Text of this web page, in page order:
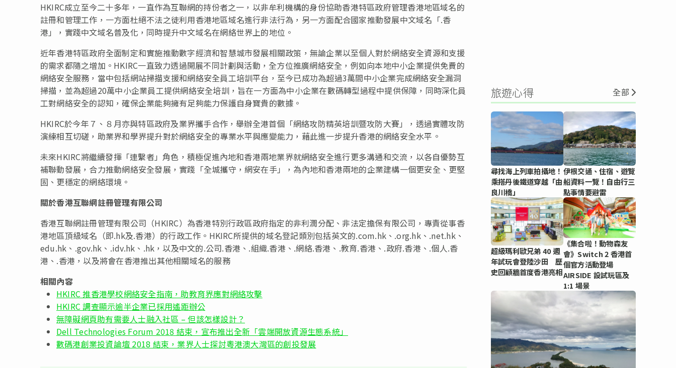
HKIRC成立至今二十多年，一直作為互聯網的持份者之一，以非牟利機構的身份協助香港特區政府管理香港地區域名的
註冊和管理工作，一方面杜絕不法之徒利用香港地區域名進行非法行為，另一方面配合國家推動發展中文域名「.香
港」，實踐中文域名普及化，同時提升中文域名在網絡世界上的地位。
近年香港特區政府全面制定和實施推動數字經濟和智慧城市發展相關政策，無論企業以至個人對於網絡安全資源和支援
的需求都隨之增加。HKIRC一直致力透過開展不同計劃與活動，全方位推廣網絡安全，例如向本地中小企業提供免費的
網絡安全服務，當中包括網站掃描支援和網絡安全員工培訓平台，至今已成功為超過3萬間中小企業完成網絡安全漏洞
掃描，並為超過20萬中小企業員工提供網絡安全培訓，旨在一方面為中小企業在數碼轉型過程中提供保障，同時深化員
工對網絡安全的認知，確保企業能夠擁有足夠能力保護自身寶貴的數據。
HKIRC於今年７、８月亦與特區政府及業界攜手合作，舉辦全港首個「網絡攻防精英培訓暨攻防大賽」，透過實體攻防
演練相互切磋，助業界和學界提升對於網絡安全的專業水平與應變能力，藉此進一步提升香港的網絡安全水平。
未來HKIRC將繼續發揮「連繫者」角色，積極促進內地和香港兩地業界就網絡安全進行更多溝通和交流，以各自優勢互
補聯動發展，合力推動網絡安全發展，實踐「全城攜守，網安在手」，為內地和香港兩地的企業建構一個更安全、更堅
固、更穩定的網絡環境。
關於香港互聯網註冊管理有限公司
香港互聯網註冊管理有限公司（HKIRC）為香港特別行政區政府指定的非利潤分配、非法定擔保有限公司，專責從事香
港地區頂級域名（即.hk及.香港）的行政工作。HKIRC所提供的域名登記類別包括英文的.com.hk、.org.hk、.net.hk、
edu.hk、.gov.hk、.idv.hk、.hk，以及中文的.公司.香港、.組織.香港、.網絡.香港、.教育.香港、.政府.香港、.個人.香
港、.香港，以及將會在香港推出其他相關域名的服務
相關內容
HKIRC 推香港學校網絡安全指南，助教育界應對網絡攻擊
HKIRC 調查顯示逾半企業已採用遙距辦公
無障礙網頁助有需要人士融入社區 – 但該怎樣設計？
Dell Technologies Forum 2018 結束，宣布推出全新「雲端開放資源生態系統」
數碼港創業投資論壇 2018 結束，業界人士探討粵港澳大灣區的創投發展
旅遊心得 全部
尋找海上列車拍攝地！
乘搭丹後鐵道穿越「由
良川橋」
伊根交通、住宿、遊覽
船資料一覽！自由行三
點事情要避雷
超級瑪利歐兄弟 40 週
年試玩會登陸沙田 歷
史回顧牆首度香港亮相
《集合啦！動物森友
會》Switch 2 香港首
個官方活動登場
AIRSIDE 設試玩區及
1:1 場景